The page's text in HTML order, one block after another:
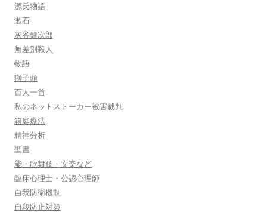
源氏物語
漱石
灰谷健次郎
無差別殺人
物語
獅子頭
百人一首
私のネットストーカー被害裁判
箱庭療法
精神分析
聖書
能・歌舞伎・文楽など
臨床心理士・公認心理師
自我防衛機制
自殺防止対策